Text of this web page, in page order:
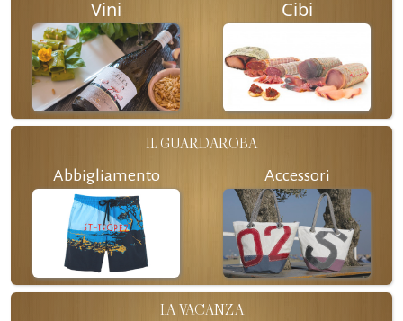
Vini Cibi
IL GUARDAROBA
Abbigliamento Accessori
LA VACANZA